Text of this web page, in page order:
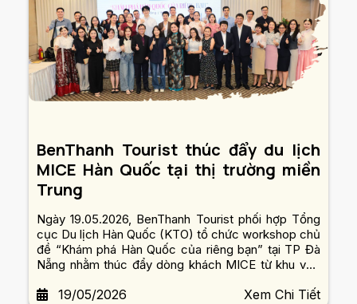
BenThanh Tourist thúc đẩy du lịch
MICE Hàn Quốc tại thị trường miền
Trung
Ngày 19.05.2026, BenThanh Tourist phối hợp Tổng
cục Du lịch Hàn Quốc (KTO) tổ chức workshop chủ
đề “Khám phá Hàn Quốc của riêng bạn” tại TP Đà
Nẵng nhằm thúc đẩy dòng khách MICE từ khu vực
trưởng mạnh về nhu cầu du lịch doanh nghiệp.
19/05/2026 Xem Chi Tiết